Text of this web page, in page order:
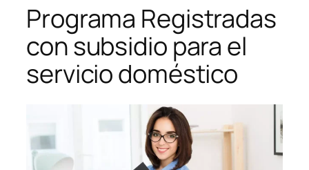
Programa Registradas
con subsidio para el
servicio doméstico